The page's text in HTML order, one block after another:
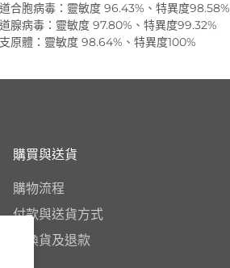
合胞病毒：靈敏度 96.43%、特異度98.58%
腺病毒：靈敏度 97.80%、特異度99.32%
原體：靈敏度 98.64%、特異度100%
購買與送貨
購物流程
付款與送貨方式
退換貨及退款